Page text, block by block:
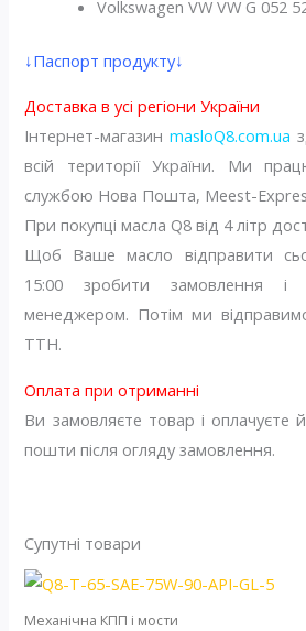
Volkswagen VW VW G 052
↓Паспорт продукту↓
Доставка в усі регіони України
Інтернет-магазин masloQ8.com.ua
всій території України. Ми
службою Нова Пошта, Meest-
При покупці масла Q8 від 4 літр
Щоб Ваше масло відправити
15:00 зробити замовлення
менеджером. Потім ми
ТТН.
Оплата при отриманні
Ви замовляєте товар і оплачуєте
пошти після огляду замовлення.
Супутні товари
Механічна КПП і мости